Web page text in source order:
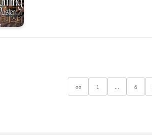
«« 1 ... 6